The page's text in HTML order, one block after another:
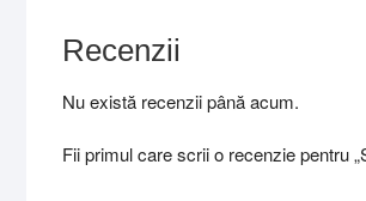
Recenzii
Nu există recenzii până acum.
Fii primul care scrii o recenzie pentru